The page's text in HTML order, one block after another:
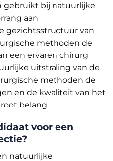
gebruikt bij natuurlijke
aan
gezichtsstructuur van
methoden de
een ervaren chirurg
uitstraling van de
methoden de
en de kwaliteit van het
belang.
voor een
natuurlijke